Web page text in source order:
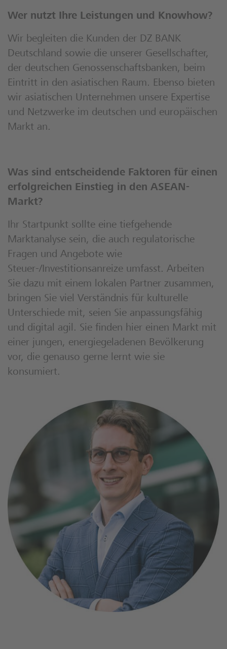
Wer nutzt Ihre Leistungen und Knowhow?
Wir begleiten die Kunden der DZ BANK
Deutschland sowie die unserer Gesellschafter,
der deutschen Genossenschaftsbanken, beim
Eintritt in den asiatischen Raum. Ebenso bieten
wir asiatischen Unternehmen unsere Expertise
und Netzwerke im deutschen und europäischen
Markt an.
Was sind entscheidende Faktoren für einen
erfolgreichen Einstieg in den ASEAN-
Markt?
Ihr Startpunkt sollte eine tiefgehende
Marktanalyse sein, die auch regulatorische
Fragen und Angebote wie
Steuer-/Investitionsanreize umfasst. Arbeiten
Sie dazu mit einem lokalen Partner zusammen,
bringen Sie viel Verständnis für kulturelle
Unterschiede mit, seien Sie anpassungsfähig
und digital agil. Sie finden hier einen Markt mit
einer jungen, energiegeladenen Bevölkerung
vor, die genauso gerne lernt wie sie
konsumiert.